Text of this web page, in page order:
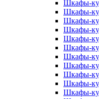
Шкафы-
Шкафы-
Шкафы-
Шкафы-
Шкафы-
Шкафы-
Шкафы-
Шкафы-
Шкафы-
Шкафы-
Шкафы-